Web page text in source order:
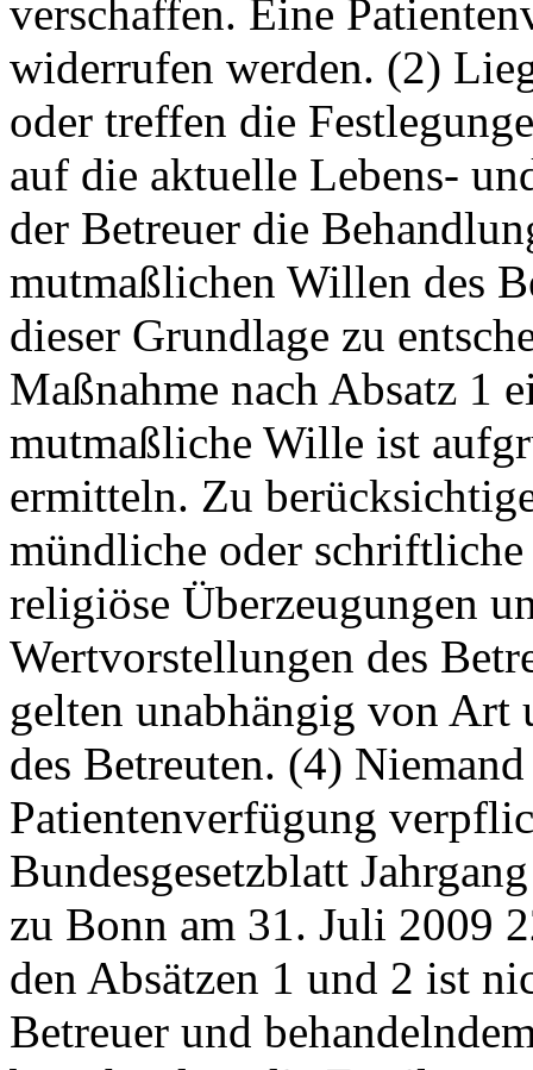
verschaffen. Eine
widerrufen werden. (2)
oder treffen die
auf die aktuelle Lebens-
der Betreuer die
mutmaßlichen Willen des
dieser Grundlage zu
Maßnahme nach Absatz 1
mutmaßliche Wille ist
ermitteln. Zu
mündliche oder
religiöse Überzeugungen
Wertvorstellungen des
gelten unabhängig von Art
des Betreuten. (4)
Patientenverfügung
Bundesgesetzblatt
zu Bonn am 31. Juli 2009
den Absätzen 1 und 2 ist
Betreuer und